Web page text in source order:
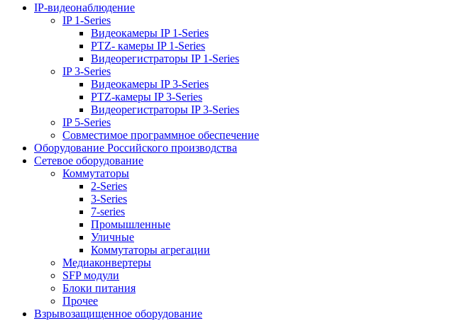
IP-видеонаблюдение
IP 1-Series
Видеокамеры IP 1-Series
PTZ- камеры IP 1-Series
Видеорегистраторы IP 1-Series
IP 3-Series
Видеокамеры IP 3-Series
PTZ-камеры IP 3-Series
Видеорегистраторы IP 3-Series
IP 5-Series
Совместимое программное обеспечение
Оборудование Российского производства
Сетевое оборудование
Коммутаторы
2-Series
3-Series
7-series
Промышленные
Уличные
Коммутаторы агрегации
Медиаконвертеры
SFP модули
Блоки питания
Прочее
Взрывозащищенное оборудование